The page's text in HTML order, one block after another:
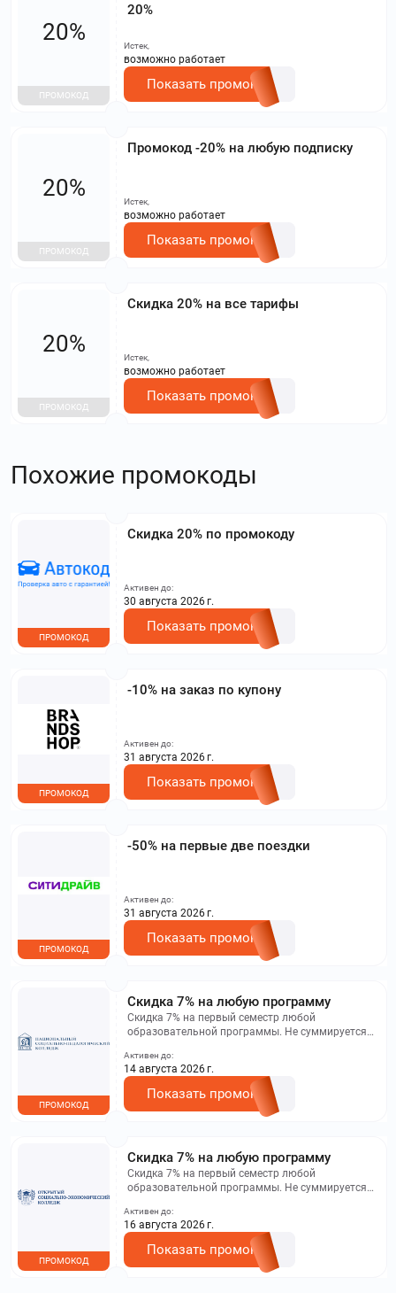
20%
20%
ПРОМОКОД
Истек,
возможно работает
Показать промокод
Промокод -20% на любую подписку
20%
ПРОМОКОД
Истек,
возможно работает
Показать промокод
Скидка 20% на все тарифы
20%
ПРОМОКОД
Истек,
возможно работает
Показать промокод
Похожие промокоды
Скидка 20% по промокоду
ПРОМОКОД
Активен до:
30 августа 2026 г.
Показать промокод
-10% на заказ по купону
ПРОМОКОД
Активен до:
31 августа 2026 г.
Показать промокод
-50% на первые две поездки
ПРОМОКОД
Активен до:
31 августа 2026 г.
Показать промокод
Скидка 7% на любую программу
Скидка 7% на первый семестр любой
образовательной программы. Не суммируется с
на сайте.
ПРОМОКОД
Активен до:
14 августа 2026 г.
Показать промокод
Скидка 7% на любую программу
Скидка 7% на первый семестр любой
образовательной программы. Не суммируется с
на сайте.
ПРОМОКОД
Активен до:
16 августа 2026 г.
Показать промокод